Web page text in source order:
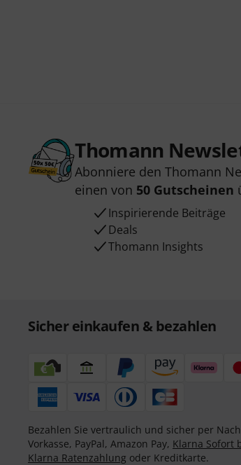
Thomann
Abonniere den Thomann
einen von 50 Gutscheinen
Inspirierende Beiträge
Deals
Thomann Insights
Sicher einkaufen & bezahlen
Bezahlen Sie vertraulich und sicher per
Vorkasse, PayPal, Amazon Pay, Klarna Sofort
Klarna Ratenzahlung oder Kreditkarte.